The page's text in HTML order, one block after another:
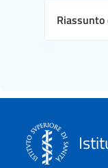
Riassunto